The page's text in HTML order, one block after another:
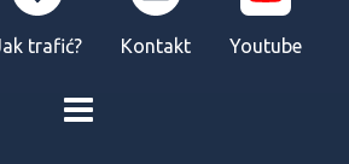
trafić? Kontakt Youtube